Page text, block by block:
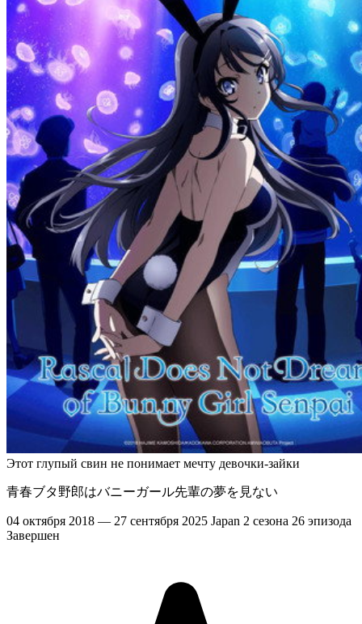
Этот глупый свин не понимает мечту девочки-зайки
青春ブタ野郎はバニーガール先輩の夢を見ない
04 октября 2018 — 27 сентября 2025 Japan 2 сезона 26 эпизода
Завершен